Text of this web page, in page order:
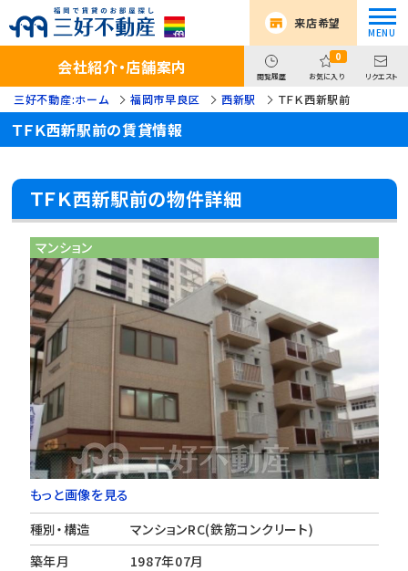
来店希望
会社紹介・店舗案内 閲覧履歴
0
お気に入り リクエスト
三好不動産:ホーム 福岡市早良区 西新駅 ＴＦＫ西新駅前
ＴＦＫ西新駅前の賃貸情報
ＴＦＫ西新駅前の物件詳細
マンション
もっと画像を見る
種別・構造
マンションRC(鉄筋コンクリート)
築年月
1987年07月